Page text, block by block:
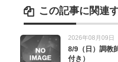
この記事に関連
2026年08月09日
8/9（日）調教
付き）